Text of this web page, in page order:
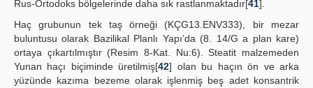
Rus-Ortodoks bölgelerinde daha sık rastlanmaktadır[41].
Haç grubunun tek taş örneği (KÇG13.ENV333), bir mezar
buluntusu olarak Bazilikal Planlı Yapı’da (8. 14/G a plan kare)
ortaya çıkartılmıştır (Resim 8-Kat. Nu:6). Steatit malzemeden
Yunan haçı biçiminde üretilmiş[42] olan bu haçın ön ve arka
yüzünde kazıma bezeme olarak işlenmiş beş adet konsantrik